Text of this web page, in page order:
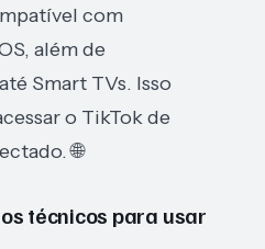
com
além de
Smart TVs. Isso
o TikTok de
🌐
técnicos para usar